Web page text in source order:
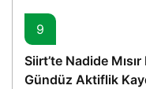
9
Siirt’te Nadide
Gündüz Aktiflik